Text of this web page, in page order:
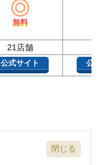
無料
21店舗
公式サイト 公